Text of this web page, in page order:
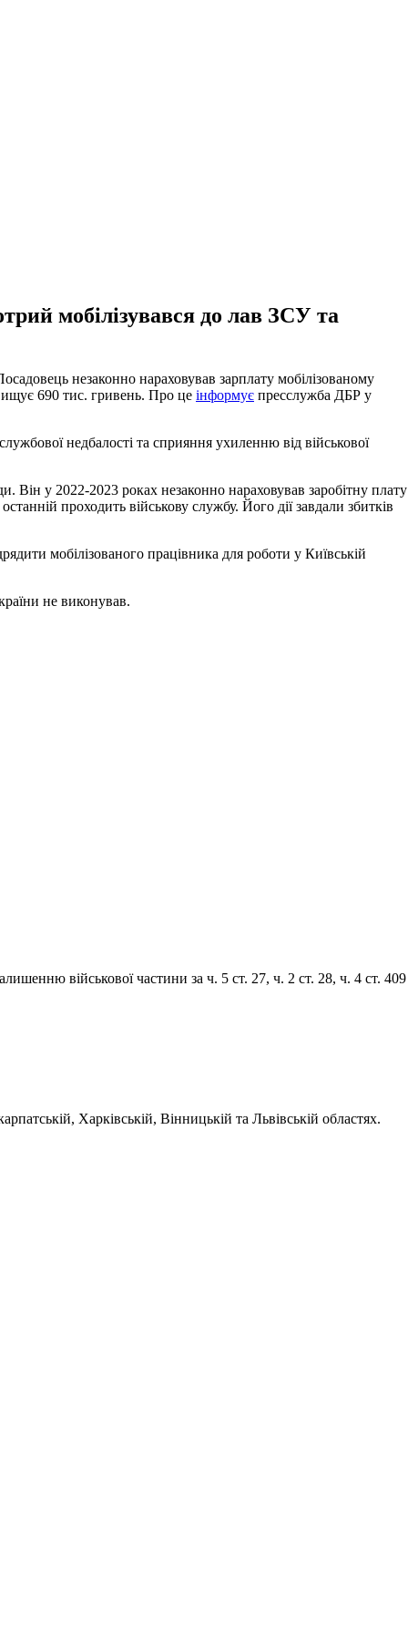
мобілізувався до лав ЗСУ та
незаконно нараховував зарплату мобілізованому
690 тис. гривень. Про це інформує пресслужба ДБР у
недбалості та сприяння ухиленню від військової
Він у 2022-2023 роках незаконно нараховував заробітну плату
проходить військову службу. Його дії завдали збитків
мобілізованого працівника для роботи у Київській
не виконував.
військової частини за ч. 5 ст. 27, ч. 2 ст. 28, ч. 4 ст. 409
Харківській, Вінницькій та Львівській областях.